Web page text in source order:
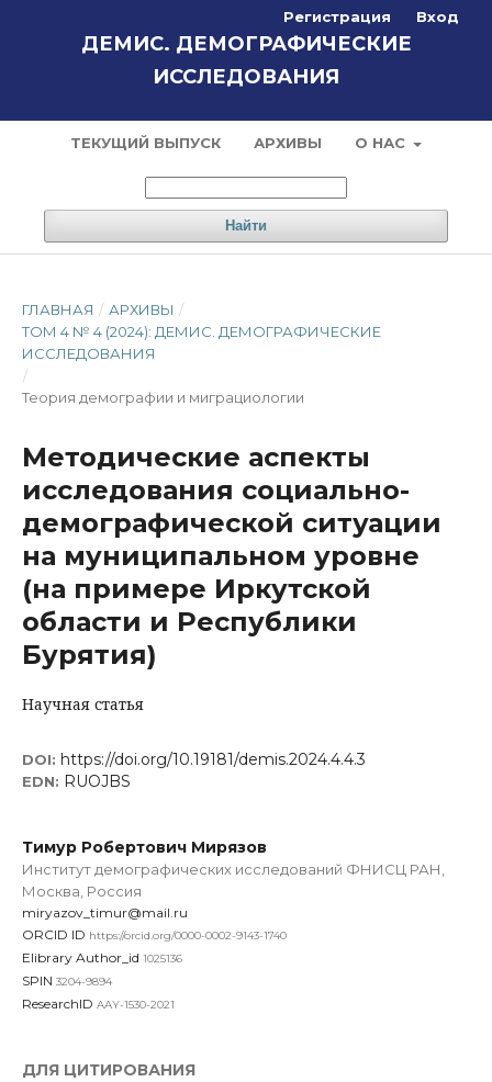
ДЕМИС. ДЕМОГРАФИЧЕСКИЕ
ИССЛЕДОВАНИЯ
ТЕКУЩИЙ ВЫПУСК АРХИВЫ О НАС
Найти
Регистрация Вход
ГЛАВНАЯ / АРХИВЫ /
ТОМ 4 № 4 (2024): ДЕМИС. ДЕМОГРАФИЧЕСКИЕ
ИССЛЕДОВАНИЯ
/
Теория демографии и миграциологии
Методические аспекты
исследования социально-
демографической ситуации
на муниципальном уровне
(на примере Иркутской
области и Республики
Бурятия)
Научная статья
DOI: https://doi.org/10.19181/demis.2024.4.4.3
EDN: RUOJBS
Тимур Робертович Мирязов
Институт демографических исследований ФНИСЦ РАН,
Москва, Россия
miryazov_timur@mail.ru
ORCID ID https://orcid.org/0000-0002-9143-1740
Elibrary Author_id 1025136
SPIN 3204-9894
ResearchID AAY-1530-2021
ДЛЯ ЦИТИРОВАНИЯ